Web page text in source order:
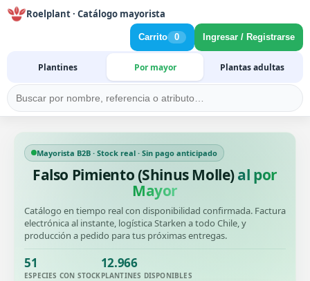
Roelplant · Catálogo mayorista
Plantines Por mayor Plantas adultas
Carrito 0 Ingresar / Registrarse
Mayorista B2B · Stock real · Sin pago anticipado
Falso Pimiento (Shinus Molle)al por
Mayor
Catálogo en tiempo real con disponibilidad confirmada. Factura
electrónica al instante, logística Starken a todo Chile, y
producción a pedido para tus próximas entregas.
51
ESPECIES CON STOCK
12.966
PLANTINES DISPONIBLES